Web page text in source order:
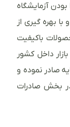
آزمایشگاه
بهره گیری از
باکیفیت
داخل کشور
صادر نموده و
بخش صادرات